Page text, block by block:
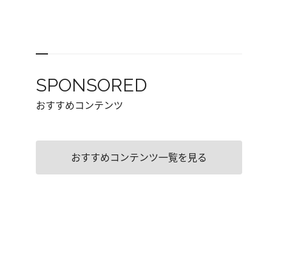
SPONSORED
おすすめコンテンツ
おすすめコンテンツ一覧を見る